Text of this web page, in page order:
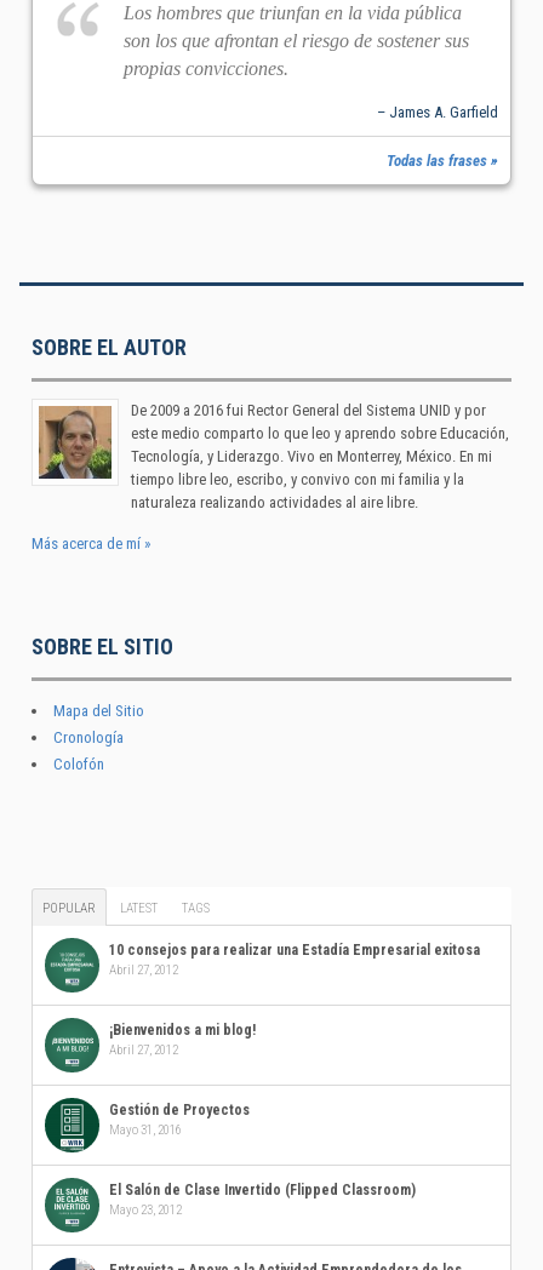
Los hombres que triunfan en la vida pública
son los que afrontan el riesgo de sostener sus
propias convicciones.
– James A. Garfield
Todas las frases »
SOBRE EL AUTOR
De 2009 a 2016 fui Rector General del Sistema UNID y por
este medio comparto lo que leo y aprendo sobre Educación,
Tecnología, y Liderazgo. Vivo en Monterrey, México. En mi
tiempo libre leo, escribo, y convivo con mi familia y la
naturaleza realizando actividades al aire libre.
Más acerca de mí »
SOBRE EL SITIO
Mapa del Sitio
Cronología
Colofón
POPULAR LATEST TAGS
10 consejos para realizar una Estadía Empresarial exitosa
Abril 27, 2012
¡Bienvenidos a mi blog!
Abril 27, 2012
Gestión de Proyectos
Mayo 31, 2016
El Salón de Clase Invertido (Flipped Classroom)
Mayo 23, 2012